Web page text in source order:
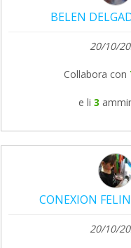
BELEN
20/10/
Collabora con
e li 3
CONEXION
20/10/